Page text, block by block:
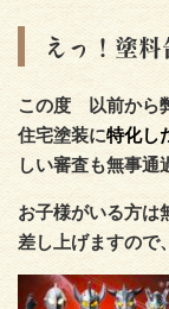
えっ！塗
この度 以前から
住宅塗装に特化し
しい審査も無事通
お子様がいる方は
差し上げますので